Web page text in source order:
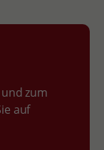
zum
auf